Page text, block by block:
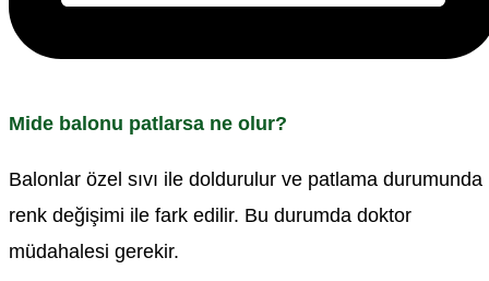
Mide balonu patlarsa ne olur?
Balonlar özel sıvı ile doldurulur ve patlama durumunda
renk değişimi ile fark edilir. Bu durumda doktor
müdahalesi gerekir.